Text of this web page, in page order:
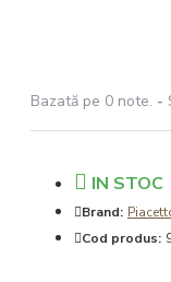
Bazată pe 0 note. -
IN STOC
Brand:
Cod produs: